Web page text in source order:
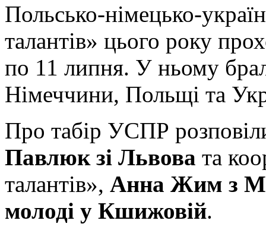
Польсько-німецько-
талантів» цього року
по 11 липня. У ньому
Німеччини, Польщі та
Про табір УСПР
Павлюк зі Львова та
талантів», Анна Жим з
молоді у Кшижовій.